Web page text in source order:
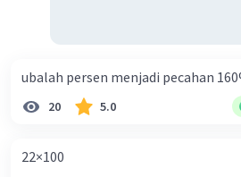
ubalah persen menjadi pecahan
20 5.0
22×100